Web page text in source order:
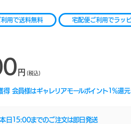
用で送料無料 宅配便ご利用でラッピ
円 (税込)
得 会員様はギャレリアモールポイント 1%還元
日 15:00までのご注文は即日発送